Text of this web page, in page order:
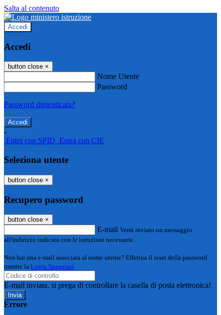
Salta al contenuto
Accedi
Accedi
button close ×
Nome Utente
Password
Password dimenticata?
-
Entra con SPID Entra con CIE
Seleziona utente
button close ×
Recupero password
button close ×
E-mail Verrà inviato un messaggio
all'indirizzo indicato con le istruzioni necessarie.
Non hai una e-mail associata al nome utente? Effettua il reset della password
tramite la Login Spaggiari
E-mail inviata, si prega di controllare la casella di posta elettronica!
Errore